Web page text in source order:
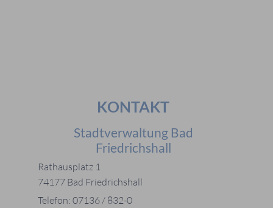
KONTAKT
Stadtverwaltung Bad
Friedrichshall
Rathausplatz 1
74177 Bad Friedrichshall
Telefon: 07136 / 832-0